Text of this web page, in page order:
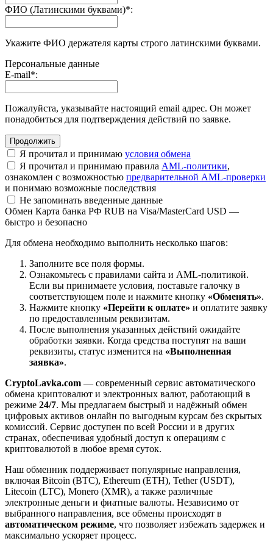
ФИО (Латинскими буквами)*:
Укажите ФИО держателя карты строго латинскими буквами.
Персональные данные
E-mail*:
Пожалуйста, указывайте настоящий email адрес. Он может
понадобиться для подтверждения действий по заявке.
Я прочитал и принимаю условия обмена
Я прочитал и принимаю правила AML-политики,
ознакомлен с возможностью предварительной AML-проверки
и понимаю возможные последствия
Не запоминать введенные данные
Обмен Карта банка РФ RUB на Visa/MasterCard USD —
быстро и безопасно
Для обмена необходимо выполнить несколько шагов:
Заполните все поля формы.
Ознакомьтесь с правилами сайта и AML-политикой.
Если вы принимаете условия, поставьте галочку в
соответствующем поле и нажмите кнопку «Обменять».
Нажмите кнопку «Перейти к оплате» и оплатите заявку
по предоставленным реквизитам.
После выполнения указанных действий ожидайте
обработки заявки. Когда средства поступят на ваши
реквизиты, статус изменится на «Выполненная
заявка».
CryptoLavka.com — современный сервис автоматического
обмена криптовалют и электронных валют, работающий в
режиме 24/7. Мы предлагаем быстрый и надёжный обмен
цифровых активов онлайн по выгодным курсам без скрытых
комиссий. Сервис доступен по всей России и в других
странах, обеспечивая удобный доступ к операциям с
криптовалютой в любое время суток.
Наш обменник поддерживает популярные направления,
включая Bitcoin (BTC), Ethereum (ETH), Tether (USDT),
Litecoin (LTC), Monero (XMR), а также различные
электронные деньги и фиатные валюты. Независимо от
выбранного направления, все обмены происходят в
автоматическом режиме, что позволяет избежать задержек и
максимально ускоряет процесс.